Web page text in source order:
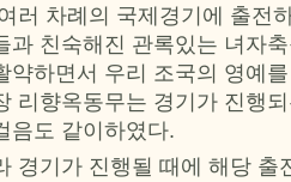
러 차례의 국제경기에 출전
과 친숙해진 관록있는 녀자
약하면서 우리 조국의 영예
리향옥동무는 경기가 진행
음도 같이하였다.
경기가 진행될 때에 해당 출